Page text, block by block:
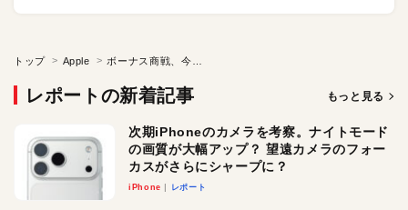
トップ Apple
レポートの新着記事 もっと見る
次期iPhoneのカメラを考察。ナイトモード
の画質が大幅アップ？ 望遠カメラのフォー
カスがさらにシャープに？
iPhone レポート